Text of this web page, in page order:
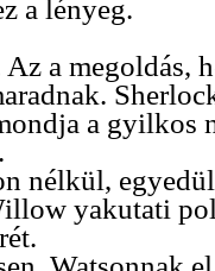
a lényeg.
a megoldás,
a gyilkos
nélkül,
yakutati